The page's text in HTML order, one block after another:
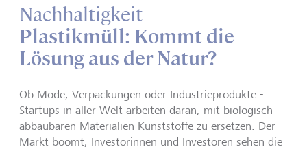
Nachhaltigkeit
Plastikmüll: Kommt die
Lösung aus der Natur?
Ob Mode, Verpackungen oder Industrieprodukte -
Startups in aller Welt arbeiten daran, mit biologisch
abbaubaren Materialien Kunststoffe zu ersetzen. Der
Markt boomt, Investorinnen und Investoren sehen die